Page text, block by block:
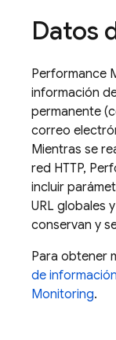
Datos
Performance
información
permanente
correo
Mientras se
red HTTP,
incluir
URL globales
conservan y
Para obtener
de
Monitoring.